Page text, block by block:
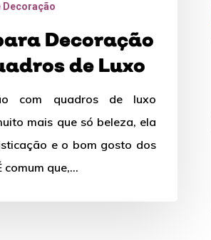
Decoração
Decoração
de Luxo
com quadros de luxo
mais que só beleza, ela
e o bom gosto dos
comum que,…